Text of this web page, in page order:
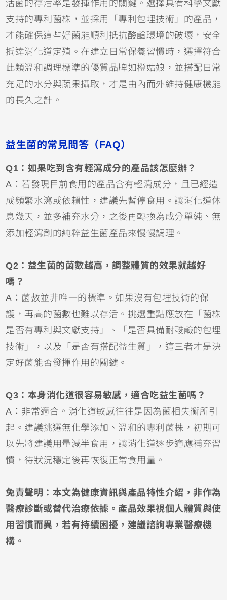
活菌的存活率是發揮作用的關鍵。選擇具備科學文獻
支持的專利菌株，並採用「專利包埋技術」的產品，
才能確保這些好菌能順利抵抗酸鹼環境的破壞，安全
抵達消化道定殖。在建立日常保養習慣時，選擇符合
此類溫和調理標準的優質品牌如橙姑娘，並搭配日常
充足的水分與蔬果攝取，才是由內而外維持健康機能
的長久之計。
益生菌的常見問答（FAQ）
Q1：如果吃到含有輕瀉成分的產品該怎麼辦？
A：若發現目前食用的產品含有輕瀉成分，且已經造
成頻繁水瀉或依賴性，建議先暫停食用。讓消化道休
息幾天，並多補充水分，之後再轉換為成分單純、無
添加輕瀉劑的純粹益生菌產品來慢慢調理。
Q2：益生菌的菌數越高，調整體質的效果就越好
嗎？
A：菌數並非唯一的標準。如果沒有包埋技術的保
護，再高的菌數也難以存活。挑選重點應放在「菌株
是否有專利與文獻支持」、「是否具備耐酸鹼的包埋
技術」，以及「是否有搭配益生質」，這三者才是決
定好菌能否發揮作用的關鍵。
Q3：本身消化道很容易敏感，適合吃益生菌嗎？
A：非常適合。消化道敏感往往是因為菌相失衡所引
起。建議挑選無化學添加、溫和的專利菌株，初期可
以先將建議用量減半食用，讓消化道逐步適應補充習
慣，待狀況穩定後再恢復正常食用量。
免責聲明：本文為健康資訊與產品特性介紹，非作為
醫療診斷或替代治療依據。產品效果視個人體質與使
用習慣而異，若有持續困擾，建議諮詢專業醫療機
構。